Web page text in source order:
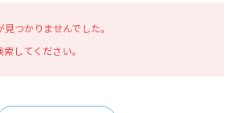
つかりませんでした。
してください。